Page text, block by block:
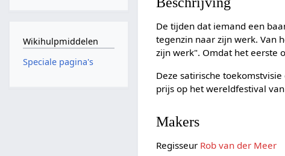
De tijden dat iemand een
tegenzin naar zijn werk. Van
zijn werk". Omdat het eerste
Deze satirische
prijs op het wereldfestival
Makers
Regisseur Rob van der Meer
Wikihulpmiddelen
Speciale pagina's